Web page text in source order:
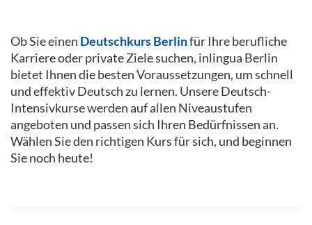
Ob Sie einen Deutschkurs Berlinfür Ihre berufliche
Karriere oder private Ziele suchen, inlingua Berlin
bietet Ihnen die besten Voraussetzungen, um schnell
und effektiv Deutsch zu lernen. Unsere Deutsch-
Intensivkurse werden auf allen Niveaustufen
angeboten und passen sich Ihren Bedürfnissen an.
Wählen Sie den richtigen Kurs für sich, und beginnen
Sie noch heute!